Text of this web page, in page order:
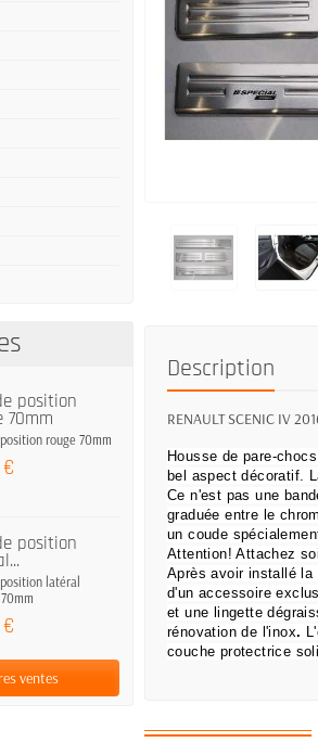
position
70mm
rouge 70mm
position
latéral
ventes
Description
RENAULT SCENIC IV
Housse de pare-
bel aspect décoratif.
Ce n'est pas une
graduée entre le
un coude
Attention!Attachez
Après avoir installé
d'un accessoire
et une lingette
rénovation de l'inox.
couche protectrice